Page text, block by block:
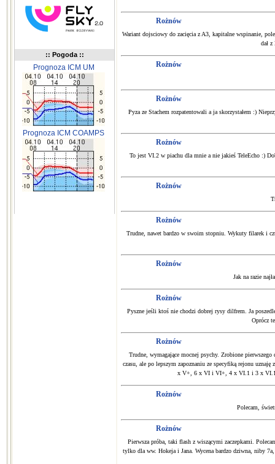
:: Pogoda ::
Prognoza ICM UM
Prognoza ICM COAMPS
Rożnów
Wariant dojsciowy do zacięcia z A3, kapitalne wspinanie,
dał
Rożnów
Rożnów
Pyza ze Stachem rozpatentowali a ja skorzystałem :)
Rożnów
To jest VI.2 w piachu dla mnie a nie jakieś TeleEcho :)
Rożnów
Rożnów
Trudne, nawet bardzo w swoim stopniu. Wykuty filarek i
Rożnów
Jak na razie
Rożnów
Pyszne jeśli ktoś nie chodzi dobrej rysy dilfrem. Ja
Oprócz
Rożnów
Trudne, wymagające mocnej psychy. Zrobione
czasu, ale po lepszym zapoznaniu ze specyfiką rejonu
x V+, 6 x VI i VI+, 4 x VI.1 i 3 x VI.1+
Rożnów
Polecam,
Rożnów
Pierwsza próba, taki flash z wiszącymi zaczepkami.
tylko dla ww. Hokeja i Jana. Wycena bardzo dziwna, niby